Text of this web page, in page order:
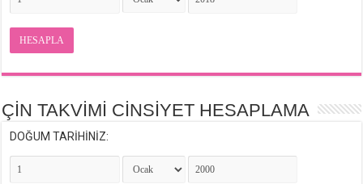
HESAPLA
ÇİN TAKVİMİ CİNSİYET HESAPLAMA
DOĞUM TARİHİNİZ: